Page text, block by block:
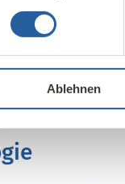
Ablehnen